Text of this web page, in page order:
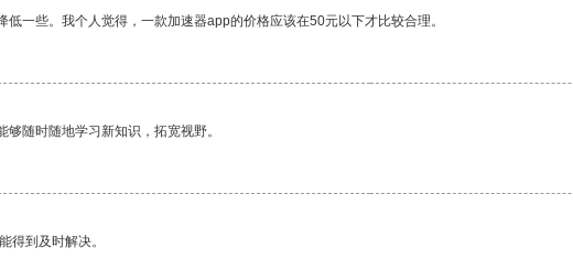
一些。我个人觉得，一款加速器app的价格应该在50元以下才比较合理。
随时随地学习新知识，拓宽视野。
得到及时解决。